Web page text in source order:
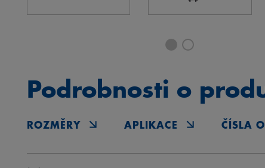
Podrobnosti o
ROZMĚRY APLIKACE ČÍSLA